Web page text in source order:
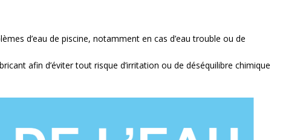
d’eau de piscine, notamment en cas d’eau trouble ou de
afin d’éviter tout risque d’irritation ou de déséquilibre chimique